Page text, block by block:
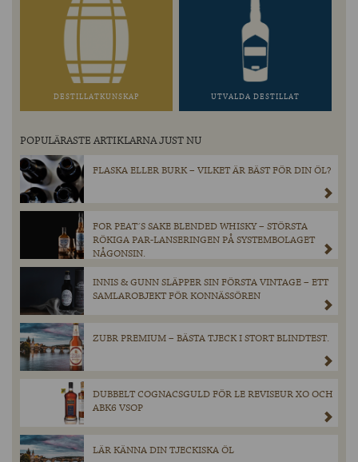
DESTILLATKUNSKAP UTVALDA DESTILLAT
POPULÄRASTE ARTIKLARNA JUST NU
FLASKA ELLER BURK – VILKET ÄR BÄST FÖR DIN ÖL?
FOR PEAT´S SAKE BLENDED WHISKY – STÖRSTA
RÖKIGA PAR-LANSERINGEN PÅ SYSTEMBOLAGET
NÅGONSIN.
INNIS & GUNN SLÄPPER SIN FÖRSTA VINTAGE – ETT
SAMLAROBJEKT FÖR KONNÄSSÖREN
ZUBR PREMIUM – BÄSTA TJECK I STORT BLINDTEST.
DUBBELT COGNACSGULD FÖR LE REVISEUR XO OCH
ABK6 VSOP
LÄR KÄNNA DIN TJECKISKA ÖL